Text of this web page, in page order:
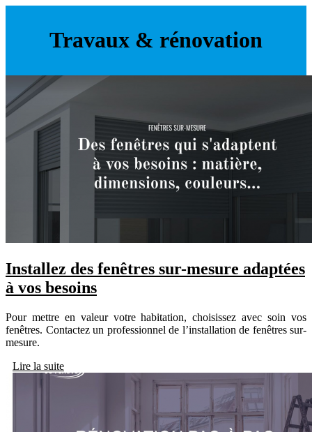
Travaux & rénovation
Installez des fenêtres sur-mesure adaptées
à vos besoins
Pour mettre en valeur votre habitation, choisissez avec soin vos
fenêtres. Contactez un professionnel de l’installation de fenêtres sur-
mesure.
Lire la suite